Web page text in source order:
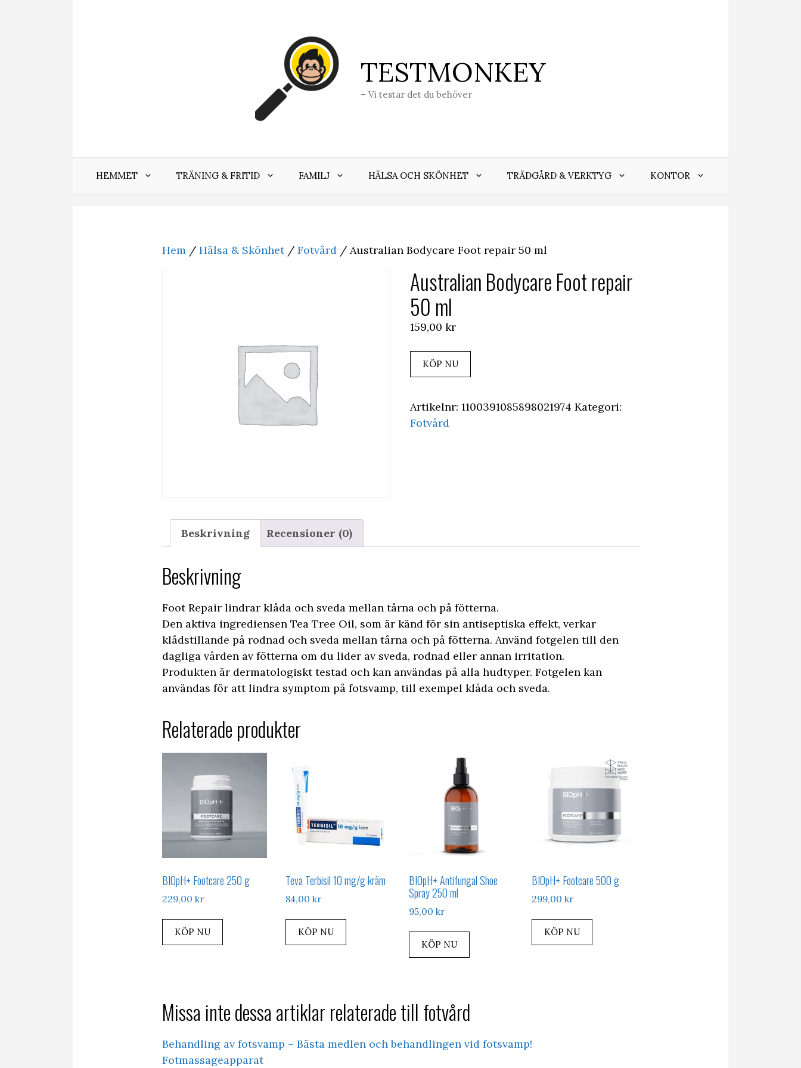
TESTMONKEY
– Vi testar det du behöver
HEMMET TRÄNING & FRITID FAMILJ HÄLSA OCH SKÖNHET TRÄDGÅRD & VERKTYG KONTOR
Hem / Hälsa & Skönhet/ Fotvård / Australian Bodycare Foot repair 50 ml
Australian Bodycare Foot repair
50 ml
159,00 kr
KÖP NU
Artikelnr: 1100391085898021974 Kategori:
Fotvård
Beskrivning Recensioner (0)
Beskrivning
Foot Repair lindrar klåda och sveda mellan tårna och på fötterna.
Den aktiva ingrediensen Tea Tree Oil, som är känd för sin antiseptiska effekt, verkar
klådstillande på rodnad och sveda mellan tårna och på fötterna. Använd fotgelen till den
dagliga vården av fötterna om du lider av sveda, rodnad eller annan irritation.
Produkten är dermatologiskt testad och kan användas på alla hudtyper. Fotgelen kan
användas för att lindra symptom på fotsvamp, till exempel klåda och sveda.
Relaterade produkter
BIOpH+ Footcare 250 g
229,00 kr
KÖP NU
Teva Terbisil 10 mg/g kräm
84,00 kr
KÖP NU
BIOpH+ Antifungal Shoe
Spray 250 ml
95,00 kr
KÖP NU
BIOpH+ Footcare 500 g
299,00kr
KÖP NU
Missa inte dessa artiklar relaterade till fotvård
Behandling av fotsvamp – Bästa medlen och behandlingen vid fotsvamp!
Fotmassageapparat